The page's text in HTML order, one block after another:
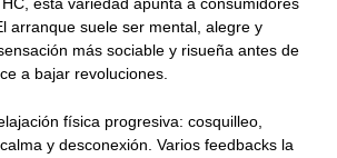
arranque suele ser mental, alegre y
más sociable y risueña antes de
a bajar revoluciones.
física progresiva: cosquilleo,
y desconexión. Varios feedbacks la